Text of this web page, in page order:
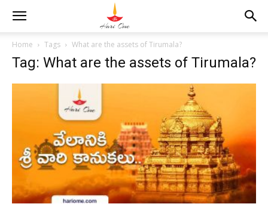
Home Tags What are the assets of Tirumala?
Tag: What are the assets of Tirumala?